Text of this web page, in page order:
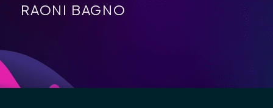
RAONI BAGNO